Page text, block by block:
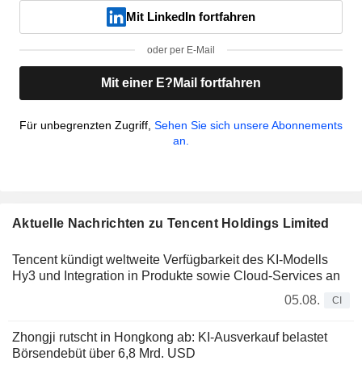
Mit LinkedIn fortfahren
oder per E-Mail
Mit einer E?Mail fortfahren
Für unbegrenzten Zugriff, Sehen Sie sich unsere Abonnements
an.
Aktuelle Nachrichten zu Tencent Holdings Limited
Tencent kündigt weltweite Verfügbarkeit des KI-Modells
Hy3 und Integration in Produkte sowie Cloud-Services an
05.08.
CI
Zhongji rutscht in Hongkong ab: KI-Ausverkauf belastet
Börsendebüt über 6,8 Mrd. USD